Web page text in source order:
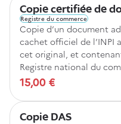
Copie certifiée de
Registre du commerce
Copie d’un document
cachet officiel de l’INPI
cet original, et
Registre national du
centralisant toutes les
15,00 €
Copie DAS